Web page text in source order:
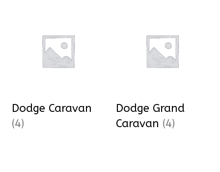
Dodge Caravan
(4)
Dodge Grand
Caravan (4)